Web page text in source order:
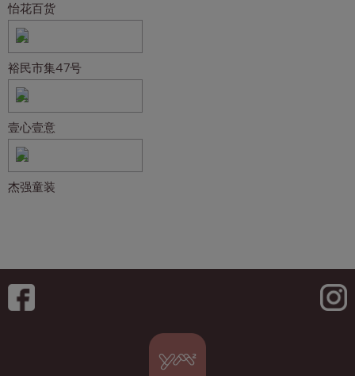
怡花百货
裕民市集47号
壹心壹意
杰强童装